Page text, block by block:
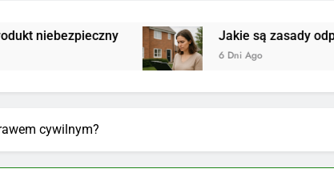
Jakie są zasady
6 Dni Ago
cywilnym?